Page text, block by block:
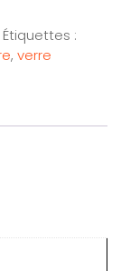
Étiquettes :
, verre